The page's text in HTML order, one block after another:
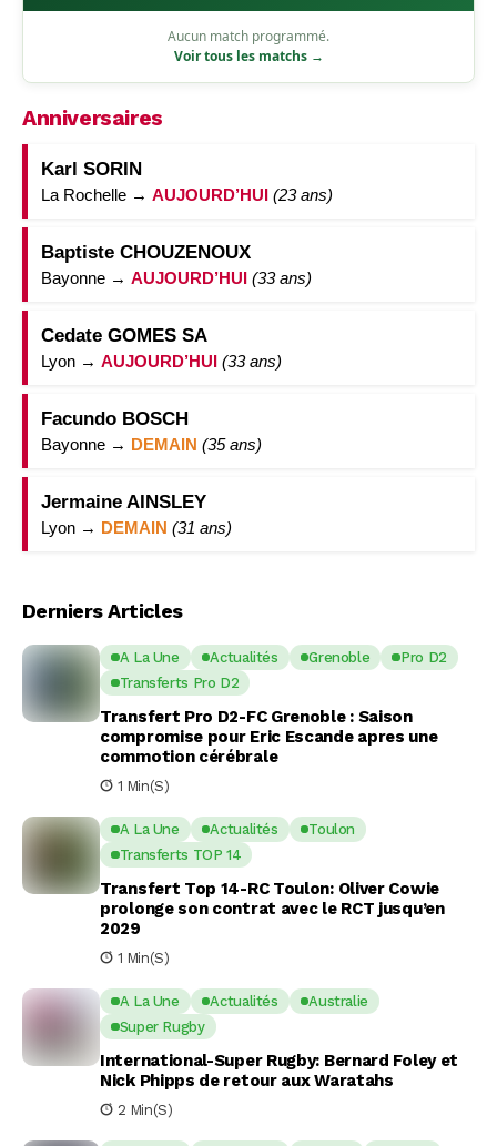
Aucun match programmé.
Voir tous les matchs →
Anniversaires
Karl SORIN
La Rochelle → AUJOURD’HUI (23 ans)
Baptiste CHOUZENOUX
Bayonne → AUJOURD’HUI (33 ans)
Cedate GOMES SA
Lyon → AUJOURD’HUI (33 ans)
Facundo BOSCH
Bayonne → DEMAIN (35 ans)
Jermaine AINSLEY
Lyon → DEMAIN (31 ans)
Derniers Articles
A La Une Actualités Grenoble
Pro D2
Transferts Pro D2
Transfert Pro D2-FC Grenoble : Saison
compromise pour Eric Escande apres une
commotion cérébrale
1 Min(s)
A La Une Actualités
Toulon
Transferts TOP 14
Transfert Top 14-RC Toulon: Oliver Cowie
prolonge son contrat avec le RCT jusqu’en
2029
1 Min(s)
A La Une Actualités
Australie
Super Rugby
International-Super Rugby: Bernard Foley et
Nick Phipps de retour aux Waratahs
2 Min(s)